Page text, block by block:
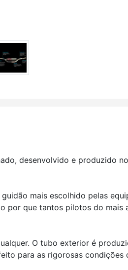
desenvolvido e produzido
mais escolhido pelas
por que tantos pilotos do mais
O tubo exterior é
para as rigorosas condições